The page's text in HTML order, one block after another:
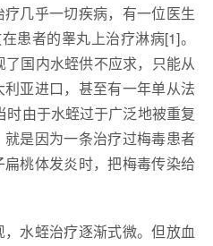
几乎一切疾病，有一位医生
患者的睾丸上治疗淋病[1]。
国内水蛭供不应求，只能从
亚进口，甚至有一年单从法
时由于水蛭过于广泛地被重复
是因为一条治疗过梅毒患者
桃体发炎时，把梅毒传染给
水蛭治疗逐渐式微。但放血